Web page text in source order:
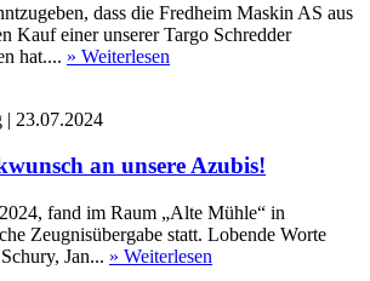
dass die Fredheim Maskin AS aus
Kauf einer unserer Targo Schredder
hat.... » Weiterlesen
| 23.07.2024
an unsere Azubis!
fand im Raum „Alte Mühle“ in
Zeugnisübergabe statt. Lobende Worte
Jan... » Weiterlesen